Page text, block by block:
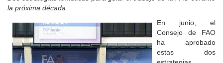
la próxima década
En junio, el
Consejo de FAO
ha aprobado
estas dos